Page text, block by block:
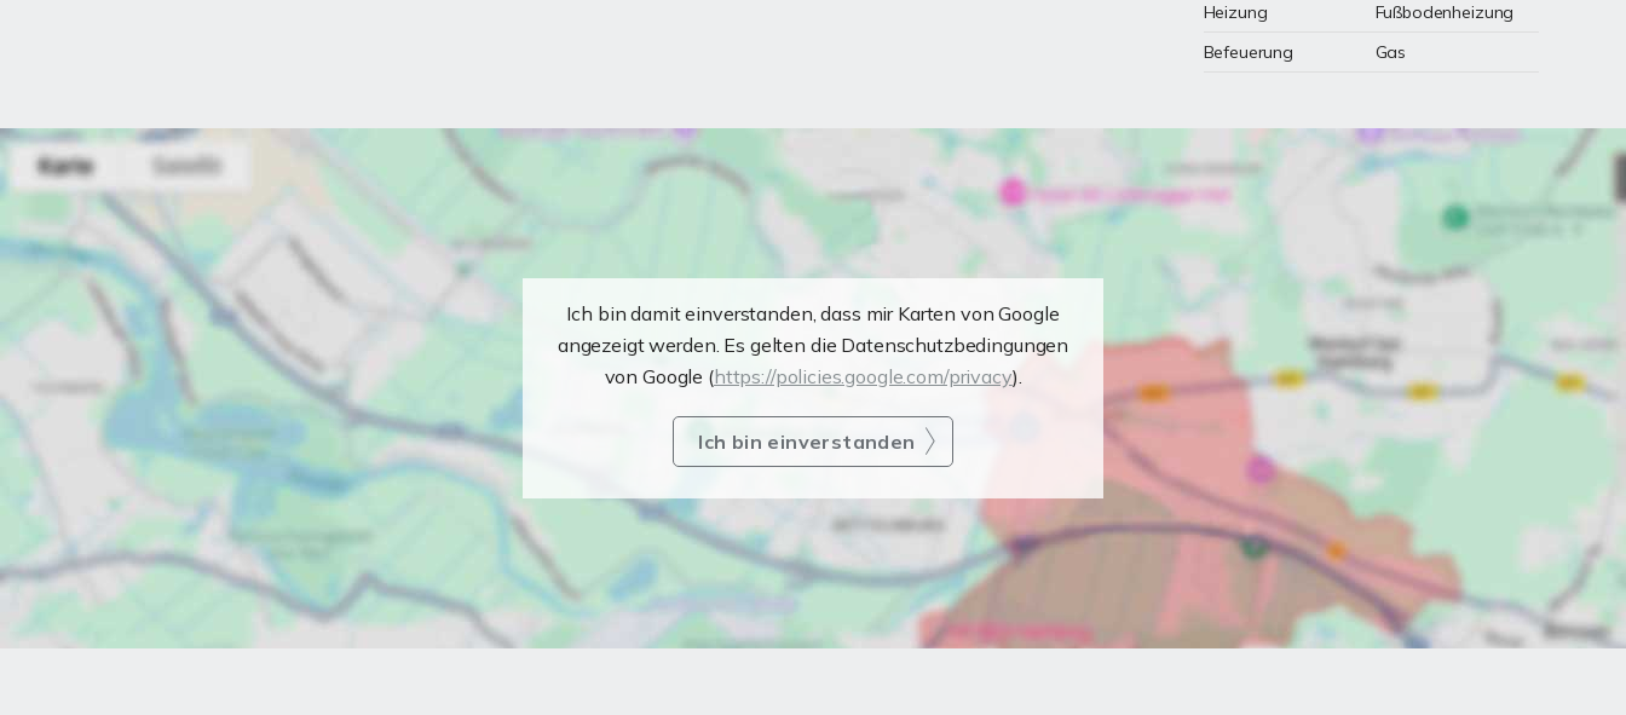
Heizung
Fußbodenheizung
Befeuerung
Gas
Ich bin damit einverstanden, dass mir Karten von Google
angezeigt werden. Es gelten die Datenschutzbedingungen
von Google (https://policies.google.com/privacy).
Ich bin einverstanden